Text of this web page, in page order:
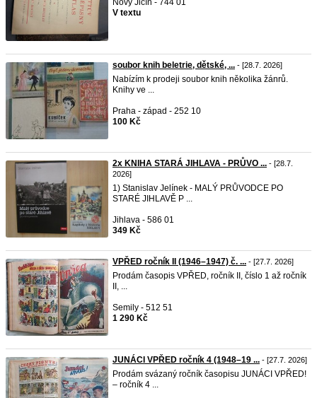
Nový Jičín - 744 01
V textu
soubor knih beletrie, dětské, ... - [28.7. 2026]
Nabízím k prodeji soubor knih několika žánrů.
Knihy ve ...
Praha - západ - 252 10
100 Kč
2x KNIHA STARÁ JIHLAVA - PRŮVO ... - [28.7.
2026]
1) Stanislav Jelínek - MALÝ PRŮVODCE PO
STARÉ JIHLAVĚ P ...
Jihlava - 586 01
349 Kč
VPŘED ročník II (1946–1947) č. ... - [27.7. 2026]
Prodám časopis VPŘED, ročník II, číslo 1 až ročník
II, ...
Semily - 512 51
1 290 Kč
JUNÁCI VPŘED ročník 4 (1948–19 ... - [27.7. 2026]
Prodám svázaný ročník časopisu JUNÁCI VPŘED!
– ročník 4 ...